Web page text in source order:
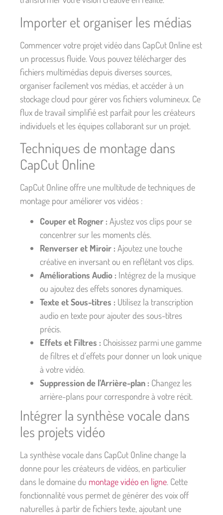
Importer et organiser les médias
Commencer votre projet vidéo dans CapCut Online est
un processus fluide. Vous pouvez télécharger des
fichiers multimédias depuis diverses sources,
organiser facilement vos médias, et accéder à un
stockage cloud pour gérer vos fichiers volumineux. Ce
flux de travail simplifié est parfait pour les créateurs
individuels et les équipes collaborant sur un projet.
Techniques de montage dans
CapCut Online
CapCut Online offre une multitude de techniques de
montage pour améliorer vos vidéos :
Couper et Rogner : Ajustez vos clips pour se
concentrer sur les moments clés.
Renverser et Miroir : Ajoutez une touche
créative en inversant ou en reflétant vos clips.
Améliorations Audio : Intégrez de la musique
ou ajoutez des effets sonores dynamiques.
Texte et Sous-titres : Utilisez la transcription
audio en texte pour ajouter des sous-titres
précis.
Effets et Filtres : Choisissez parmi une gamme
de filtres et d’effets pour donner un look unique
à votre vidéo.
Suppression de l’Arrière-plan : Changez les
arrière-plans pour correspondre à votre récit.
Intégrer la synthèse vocale dans
les projets vidéo
La synthèse vocale dans CapCut Online change la
donne pour les créateurs de vidéos, en particulier
dans le domaine du montage vidéo en ligne. Cette
fonctionnalité vous permet de générer des voix off
naturelles à partir de fichiers texte, ajoutant une